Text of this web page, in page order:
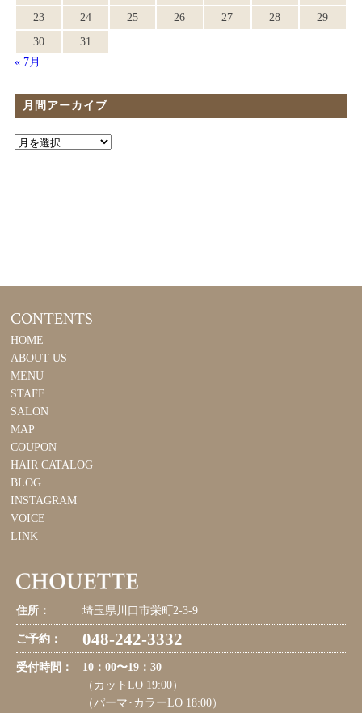
23
24 25 26 27 28
29
30
31
« 7月
月間アーカイブ
CONTENTS
HOME
ABOUT US
MENU
STAFF
SALON
MAP
COUPON
HAIR CATALOG
BLOG
INSTAGRAM
VOICE
LINK
住所： 埼玉県川口市栄町2-3-9
ご予約： 048-242-3332
受付時間：
10：00〜19：30
（カットLO 19:00）
（パーマ･カラーLO 18:00）